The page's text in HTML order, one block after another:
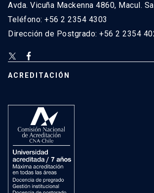
Avda. Vicuña Mackenna 4860, Macul.
Teléfono: +56 2 2354 4303
Dirección de Postgrado: +56 2 2354
ACREDITACIÓN